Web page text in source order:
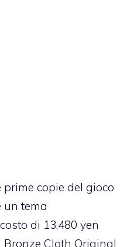
prime copie del gioco
un tema
di 13,480 yen
Bronze Cloth Original